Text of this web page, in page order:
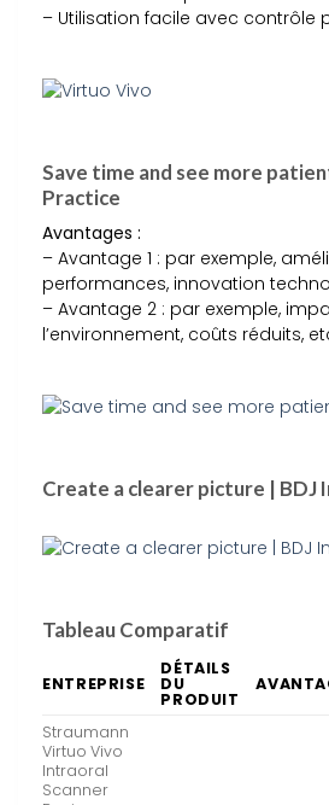
– Utilisation facile avec contrôle
Save time and see more
Practice
Avantages :
– Avantage 1 : par exemple,
performances, innovation
– Avantage 2 : par exemple,
l’environnement, coûts réduits,
Create a clearer picture | BDJ
Tableau Comparatif
ENTREPRISE
DÉTAILS
DU
PRODUIT
Straumann
Virtuo Vivo
Intraoral
Scanner